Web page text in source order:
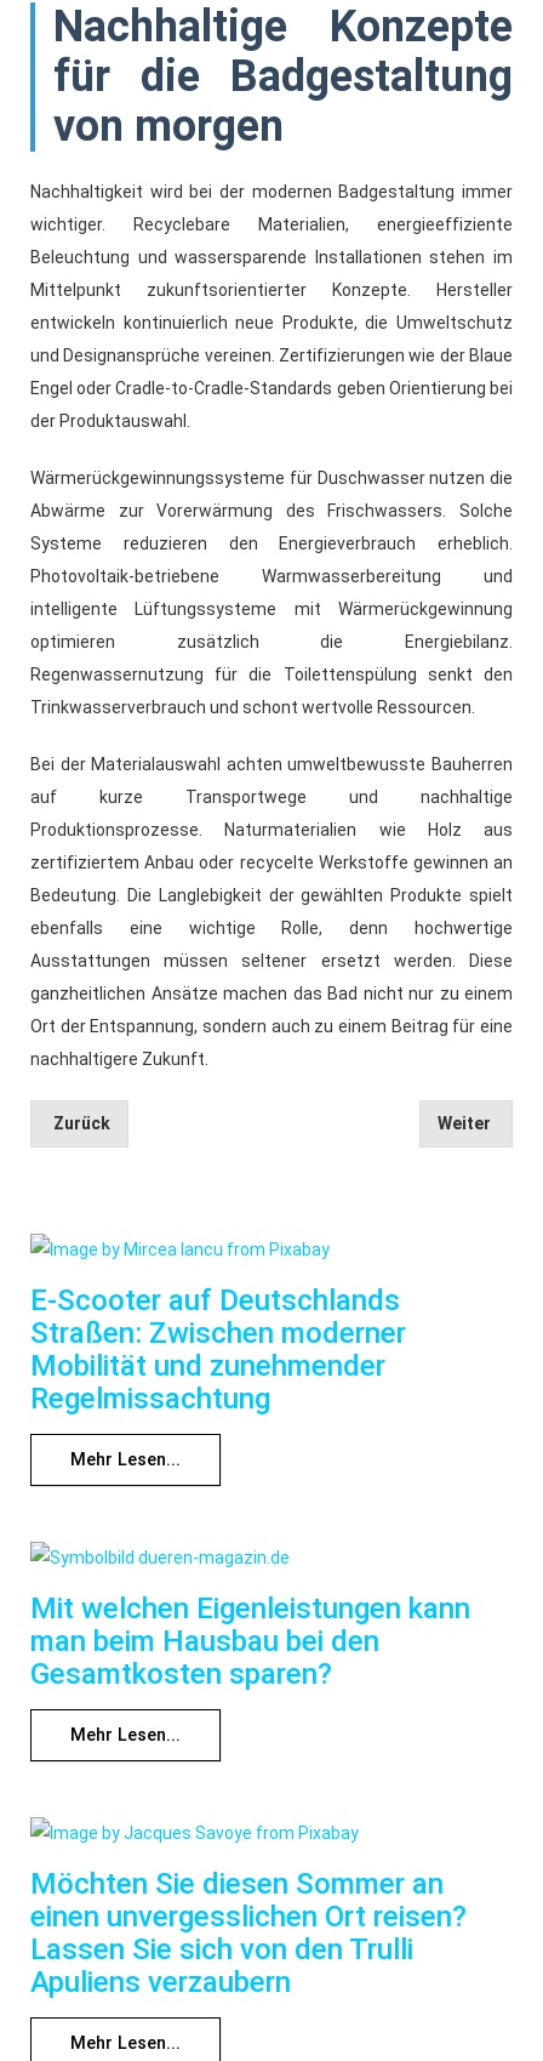
Nachhaltige Konzepte
für die Badgestaltung
von morgen
Nachhaltigkeit wird bei der modernen Badgestaltung immer
wichtiger. Recyclebare Materialien, energieeffiziente
Beleuchtung und wassersparende Installationen stehen im
Mittelpunkt zukunftsorientierter Konzepte. Hersteller
entwickeln kontinuierlich neue Produkte, die Umweltschutz
und Designansprüche vereinen. Zertifizierungen wie der Blaue
Engel oder Cradle-to-Cradle-Standards geben Orientierung bei
der Produktauswahl.
Wärmerückgewinnungssysteme für Duschwasser nutzen die
Abwärme zur Vorerwärmung des Frischwassers. Solche
Systeme reduzieren den Energieverbrauch erheblich.
Photovoltaik-betriebene Warmwasserbereitung und
intelligente Lüftungssysteme mit Wärmerückgewinnung
optimieren zusätzlich die Energiebilanz.
Regenwassernutzung für die Toilettenspülung senkt den
Trinkwasserverbrauch und schont wertvolle Ressourcen.
Bei der Materialauswahl achten umweltbewusste Bauherren
auf kurze Transportwege und nachhaltige
Produktionsprozesse. Naturmaterialien wie Holz aus
zertifiziertem Anbau oder recycelte Werkstoffe gewinnen an
Bedeutung. Die Langlebigkeit der gewählten Produkte spielt
ebenfalls eine wichtige Rolle, denn hochwertige
Ausstattungen müssen seltener ersetzt werden. Diese
ganzheitlichen Ansätze machen das Bad nicht nur zu einem
Ort der Entspannung, sondern auch zu einem Beitrag für eine
nachhaltigere Zukunft.
Zurück Weiter
E-Scooter auf Deutschlands
Straßen: Zwischen moderner
Mobilität und zunehmender
Regelmissachtung
Mehr Lesen...
Mit welchen Eigenleistungen kann
man beim Hausbau bei den
Gesamtkosten sparen?
Mehr Lesen...
Möchten Sie diesen Sommer an
einen unvergesslichen Ort reisen?
Lassen Sie sich von den Trulli
Apuliens verzaubern
Mehr Lesen...